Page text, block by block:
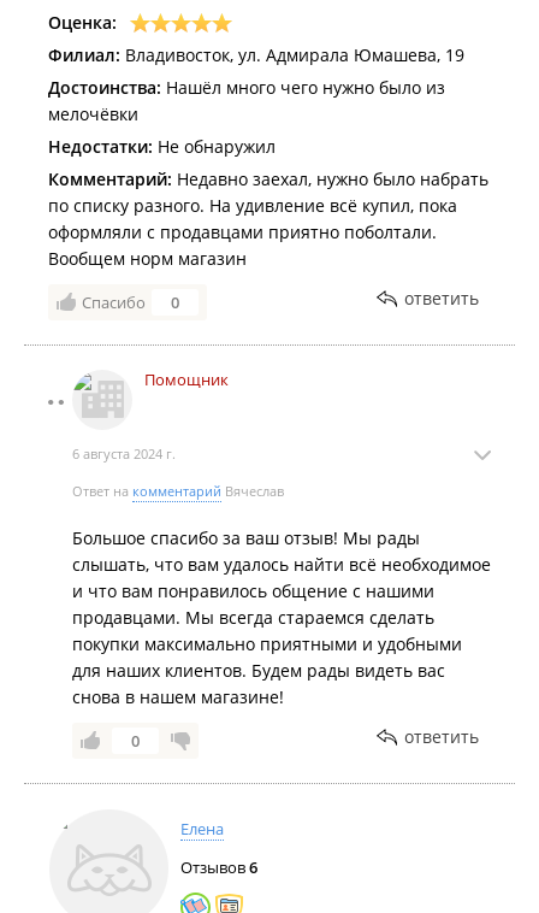
Оценка:
Филиал: Владивосток, ул. Адмирала Юмашева, 19
Достоинства: Нашёл много чего нужно было из
мелочёвки
Недостатки: Не обнаружил
Комментарий: Недавно заехал, нужно было набрать
по списку разного. На удивление всё купил, пока
оформляли с продавцами приятно поболтали.
Вообщем норм магазин
Спасибо 0 ответить
Помощник
6 августа 2024 г.
Ответ на комментарий Вячеслав
Большое спасибо за ваш отзыв! Мы рады
слышать, что вам удалось найти всё необходимое
и что вам понравилось общение с нашими
продавцами. Мы всегда стараемся сделать
покупки максимально приятными и удобными
для наших клиентов. Будем рады видеть вас
снова в нашем магазине!
0 ответить
Елена
Отзывов6